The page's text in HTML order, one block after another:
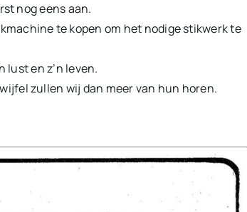
nog eens aan.
te kopen om het nodige stikwerk te
lust en z’n leven.
zullen wij dan meer van hun horen.